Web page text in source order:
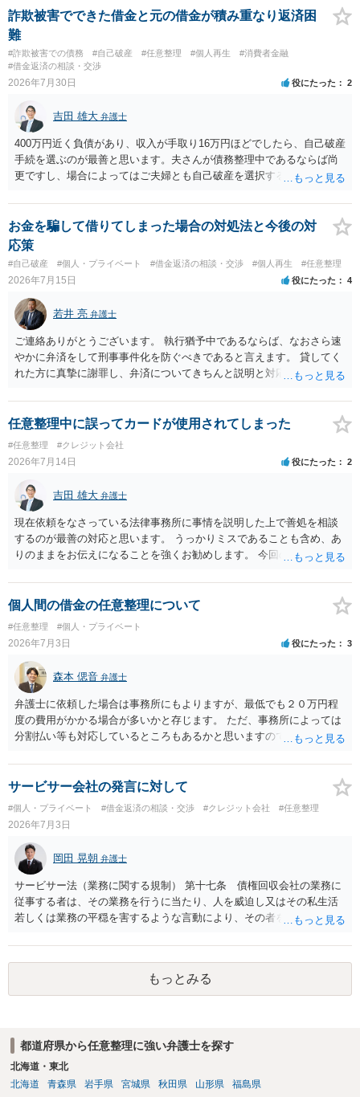
詐欺被害でできた借金と元の借金が積み重なり返済困
難
#詐欺被害での債務 #自己破産 #任意整理 #個人再生
#消費者金融
#借金返済の相談・交渉
2026年7月30日 役にたった 2
吉田 雄大 弁護士
400万円近く負債があり、収入が手取り16万円ほどでしたら、自己破産
手続を選ぶのが最善と思います。夫さんが債務整理中であるならば尚
更ですし、場合によってはご夫婦とも自己破産を選択する方法もある
お金を騙して借りてしまった場合の対処法と今後の対
応策
#自己破産 #個人・プライベート #借金返済の相談・交渉 #個人再生 #任意整理
2026年7月15日 役にたった 4
若井 亮 弁護士
ご連絡ありがとうございます。 執行猶予中であるならば、なおさら速
やかに弁済をして刑事事件化を防ぐべきであると言えます。 貸してく
れた方に真摯に謝罪し、弁済についてきちんと説明と対応を行ってい
任意整理中に誤ってカードが使用されてしまった
#任意整理 #クレジット会社
2026年7月14日 役にたった 2
吉田 雄大 弁護士
現在依頼をなさっている法律事務所に事情を説明した上で善処を相談
するのが最善の対応と思います。 うっかりミスであることも含め、あ
りのままをお伝えになることを強くお勧めします。 今回のできごとだ
早ければ早いほどいいのは間違いありません。 ご健闘をお祈りいたし
ます。
個人間の借金の任意整理について
#任意整理 #個人・プライベート
2026年7月3日 役にたった 3
森本 偲音 弁護士
弁護士に依頼した場合は事務所にもよりますが、最低でも２０万円程
度の費用がかかる場合が多いかと存じます。 ただ、事務所によっては
分割払い等も対応しているところもあるかと思いますので、そのよう
ラスであれば数万円程度で債務整理が可能な場合もございますので、
まずは法テラスに相談してみてはいかがでしょうか。 以上ご参考まで
サービサー会社の発言に対して
#個人・プライベート #借金返済の相談・交渉 #クレジット会社 #任意整理
2026年7月3日
岡田 晃朝 弁護士
サービサー法（業務に関する規制） 第十七条 債権回収会社の業務に
従事する者は、その業務を行うに当たり、人を威迫し又はその私生活
若しくは業務の平穏を害するような言動により、その者を困惑させて
もっとみる
都道府県から任意整理に強い弁護士を探す
北海道・東北
北海道
青森県 岩手県 宮城県 秋田県 山形県 福島県